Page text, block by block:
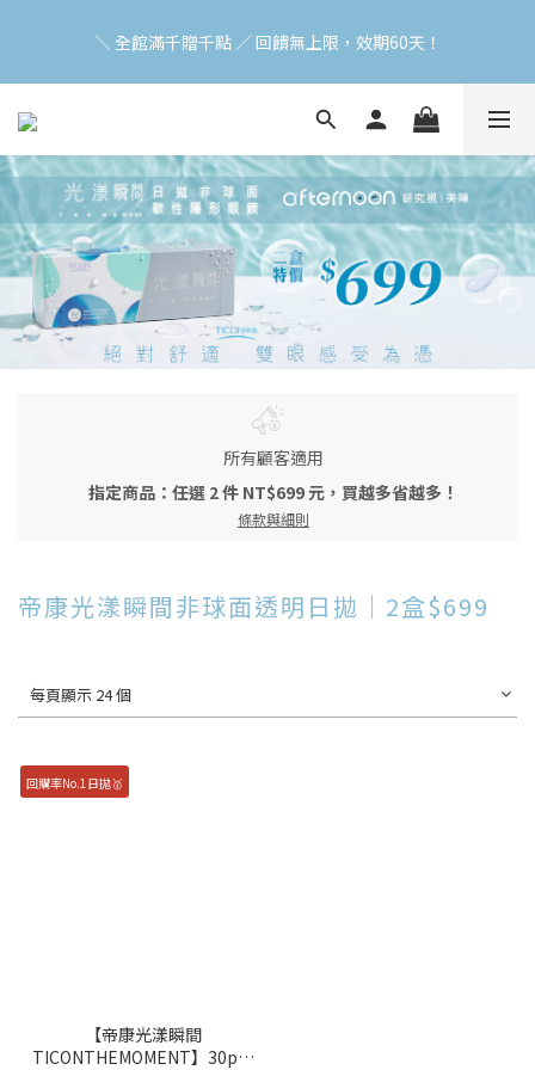
使用
＼ 全館滿千贈千點 ／ 回饋無上限，效期60天！
登入領取 < 本月免運券與折價券 >
加入會員立即領$200購物金(效期30天) | 可與LINE新好友$50疊加
使用
所有顧客適用
指定商品：任選 2 件 NT$699 元，買越多省越多！
條款與細則
帝康光漾瞬間非球面透明日拋｜2盒$699
每頁顯示 24 個
回購率No.1日拋🥇
【帝康光漾瞬間
TICONTHEMOMENT】30pcs